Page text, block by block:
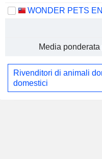
Media ponderata
Rivenditori di animali
domestici